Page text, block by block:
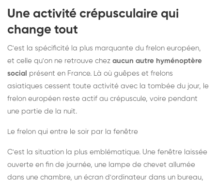
Une activité crépusculaire qui
change tout
C'est la spécificité la plus marquante du frelon européen,
et celle qu'on ne retrouve chez aucun autre hyménoptère
social présent en France. Là où guêpes et frelons
asiatiques cessent toute activité avec la tombée du jour, le
frelon européen reste actif au crépuscule, voire pendant
une partie de la nuit.
Le frelon qui entre le soir par la fenêtre
C'est la situation la plus emblématique. Une fenêtre laissée
ouverte en fin de journée, une lampe de chevet allumée
dans une chambre, un écran d'ordinateur dans un bureau,